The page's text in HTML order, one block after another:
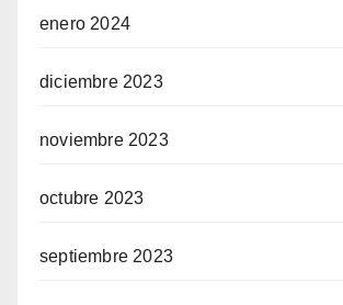
enero 2024
diciembre 2023
noviembre 2023
octubre 2023
septiembre 2023